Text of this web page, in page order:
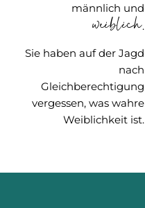
männlich und
weiblich.
Sie haben auf der Jagd
nach
Gleichberechtigung
vergessen, was wahre
Weiblichkeit ist.